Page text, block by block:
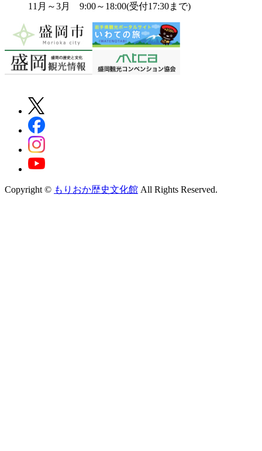
11月～3月 9:00～18:00(受付17:30まで)
Copyright © もりおか歴史文化館 All Rights Reserved.